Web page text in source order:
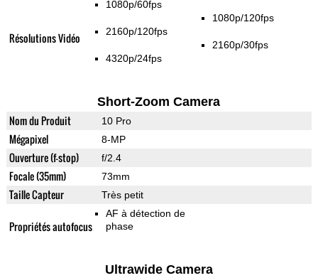
Résolutions Vidéo
1080p/60fps
2160p/120fps
4320p/24fps
1080p/120fps
2160p/30fps
Short-Zoom Camera
Nom du Produit 10 Pro
Mégapixel 8-MP
Ouverture (f-stop) f/2.4
Focale (35mm) 73mm
Taille Capteur Très petit
Propriétés autofocus
AF à détection de
phase
Ultrawide Camera